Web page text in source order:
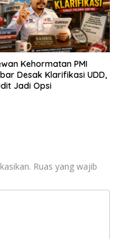
Kehormatan PMI
Desak Klarifikasi UDD,
Jadi Opsi
Ruas yang wajib